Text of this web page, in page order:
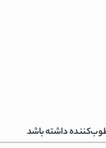
داشته باشد